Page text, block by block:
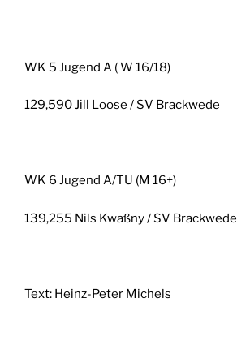
WK 5 Jugend A ( W 16/18)
129,590 Jill Loose / SV Brackwede
WK 6 Jugend A/TU (M 16+)
139,255 Nils Kwaßny / SV Brackwede
Text: Heinz-Peter Michels